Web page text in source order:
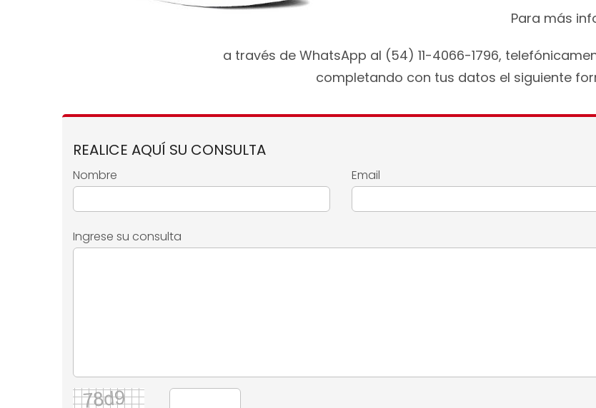
Para más
a través de WhatsApp al (54) 11-4066-1796,
completando con tus datos el siguiente
REALICE AQUÍ SU CONSULTA
Nombre Email
Ingrese su consulta